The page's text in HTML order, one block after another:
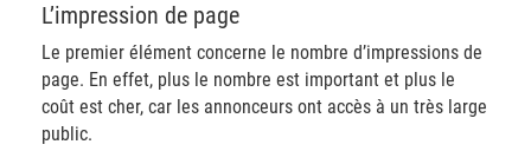
​L’impression de page
Le premier élément concerne le nombre d’impressions de
page. En effet, plus le nombre est important et plus le
coût est cher, car les annonceurs ont accès à un très large
public.